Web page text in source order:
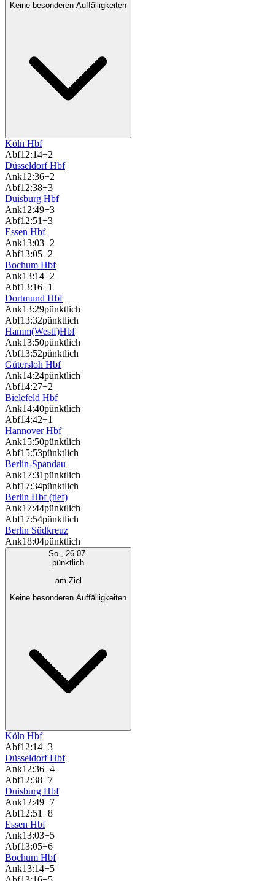
Keine besonderen Auffälligkeiten
Köln Hbf
Abf12:14+2
Düsseldorf Hbf
Ank12:36+2
Abf12:38+3
Duisburg Hbf
Ank12:49+3
Abf12:51+3
Essen Hbf
Ank13:03+2
Abf13:05+2
Bochum Hbf
Ank13:14+2
Abf13:16+1
Dortmund Hbf
Ank13:29pünktlich
Abf13:32pünktlich
Hamm(Westf)Hbf
Ank13:50pünktlich
Abf13:52pünktlich
Gütersloh Hbf
Ank14:24pünktlich
Abf14:27+2
Bielefeld Hbf
Ank14:40pünktlich
Abf14:42+1
Hannover Hbf
Ank15:50pünktlich
Abf15:53pünktlich
Berlin-Spandau
Ank17:31pünktlich
Abf17:34pünktlich
Berlin Hbf (tief)
Ank17:44pünktlich
Abf17:54pünktlich
Berlin Südkreuz
Ank18:04pünktlich
So., 26.07.
pünktlich
am Ziel
Keine besonderen Auffälligkeiten
Köln Hbf
Abf12:14+3
Düsseldorf Hbf
Ank12:36+4
Abf12:38+7
Duisburg Hbf
Ank12:49+7
Abf12:51+8
Essen Hbf
Ank13:03+5
Abf13:05+6
Bochum Hbf
Ank13:14+5